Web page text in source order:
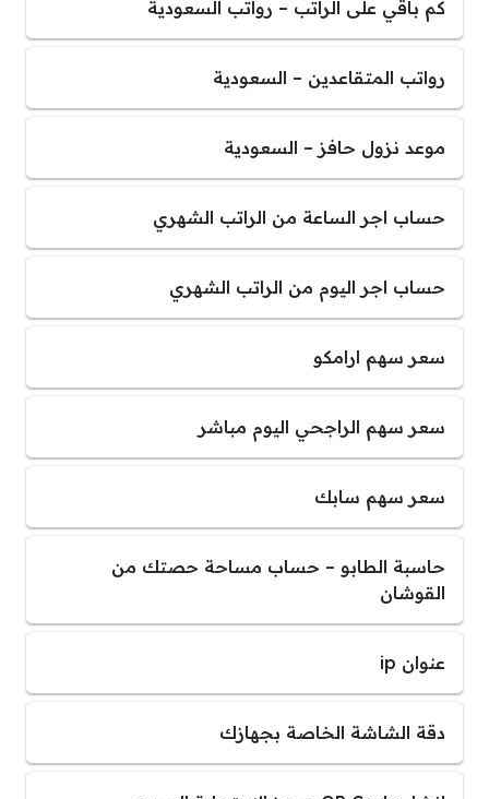
كم باقي على الراتب – رواتب السعودية
رواتب المتقاعدين – السعودية
موعد نزول حافز – السعودية
حساب اجر الساعة من الراتب الشهري
حساب اجر اليوم من الراتب الشهري
سعر سهم ارامكو
سعر سهم الراجحي اليوم مباشر
سعر سهم سابك
حاسبة الطابو – حساب مساحة حصتك من
القوشان
عنوان ip
دقة الشاشة الخاصة بجهازك